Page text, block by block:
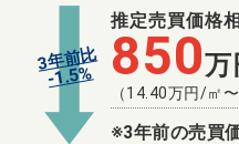
3年前比
-1.5%
推定売買価格
850万
（14.40万円/㎡〜
※3年前の売買